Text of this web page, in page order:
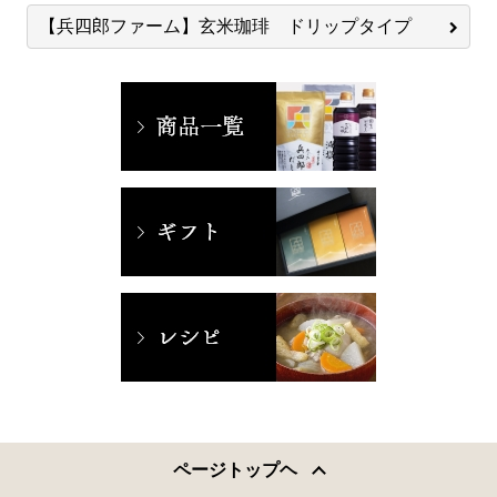
【兵四郎ファーム】玄米珈琲 ドリップタイプ
ページトップヘ